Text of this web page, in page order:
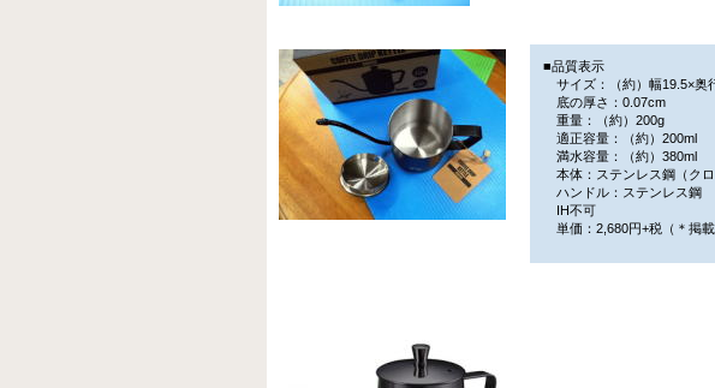
■品質表示
サイズ：（約）幅19.5×奥
底の厚さ：0.07cm
重量：（約）200g
適正容量：（約）200ml
満水容量：（約）380ml
本体：ステンレス鋼（クロ
ハンドル：ステンレス鋼
IH不可
単価：2,680円+税（＊掲載